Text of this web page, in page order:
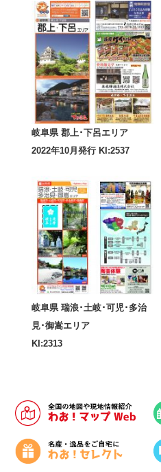
岐阜県 郡上･下呂エリア
2022年10月発行 KI:2537
岐阜県 瑞浪･土岐･可児･多治
見･御嵩エリア
KI:2313